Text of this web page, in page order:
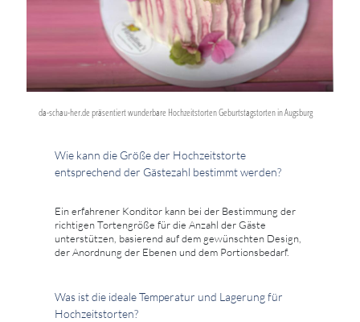
da-schau-her.de präsentiert wunderbare Hochzeitstorten Geburtstagstorten in Augsburg
Wie kann die Größe der Hochzeitstorte
entsprechend der Gästezahl bestimmt werden?
Ein erfahrener Konditor kann bei der Bestimmung der
richtigen Tortengröße für die Anzahl der Gäste
unterstützen, basierend auf dem gewünschten Design,
der Anordnung der Ebenen und dem Portionsbedarf.
Was ist die ideale Temperatur und Lagerung für
Hochzeitstorten?